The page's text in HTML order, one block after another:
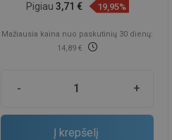
Pigiau3,71 € 19,95%
Mažiausia kaina nuo paskutinių 30 dienų:
14,89 €
- +
Į krepšelį